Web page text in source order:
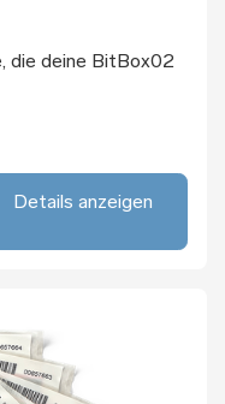
die deine BitBox02
Details anzeigen